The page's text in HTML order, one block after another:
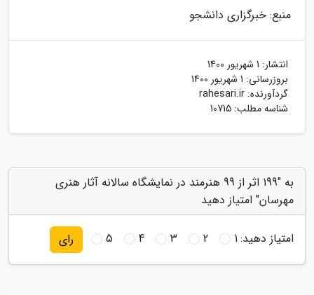
منبع: خبرگزاری دانشجو
انتشار: 1 شهریور 1400
بروزرسانی: 1 شهریور 1400
گردآورنده: rahesari.ir
شناسه مطلب: 10715
به "199 اثر از 99 هنرمند در نمایشگاه سالانه آثار هنری
مهرسان" امتیاز دهید
امتیاز دهید:1
2
3
4
5 رای